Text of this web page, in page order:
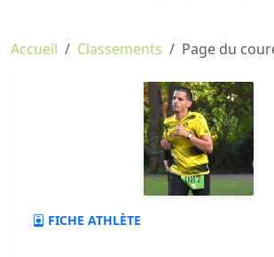
Accueil Classements Page du
FICHE ATHLÈTE